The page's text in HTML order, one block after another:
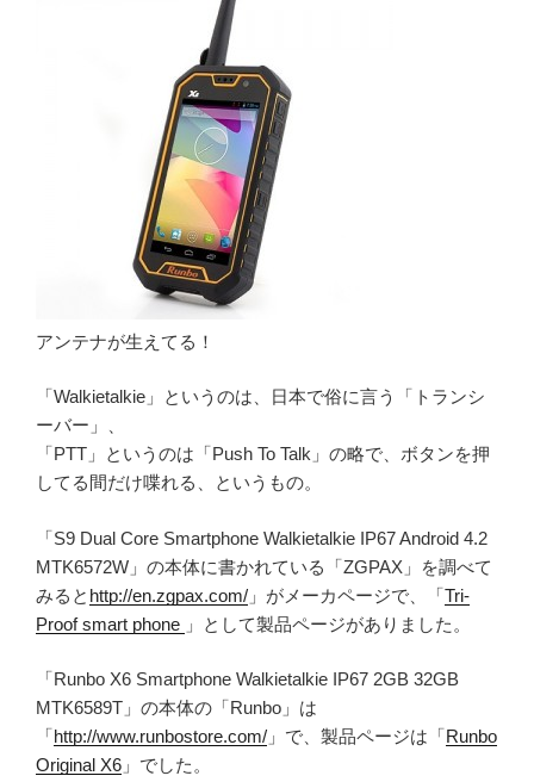
アンテナが生えてる！
「Walkietalkie」というのは、日本で俗に言う「トランシ
ーバー」、
「PTT」というのは「Push To Talk」の略で、ボタンを押
してる間だけ喋れる、というもの。
「S9 Dual Core Smartphone Walkietalkie IP67 Android 4.2
MTK6572W」の本体に書かれている「ZGPAX」を調べて
みると http://en.zgpax.com/ 」がメーカページで、「Tri-
Proof smart phone 」として製品ページがありました。
「Runbo X6 Smartphone Walkietalkie IP67 2GB 32GB
MTK6589T」の本体の「Runbo」は
「http://www.runbostore.com/ 」で、製品ページは「Runbo
Original X6 」でした。